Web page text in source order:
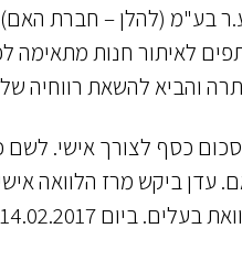
לאיתור חנות מתאימה
והביא להשאת רווחיה
עדן ביקש מרז הלוואה